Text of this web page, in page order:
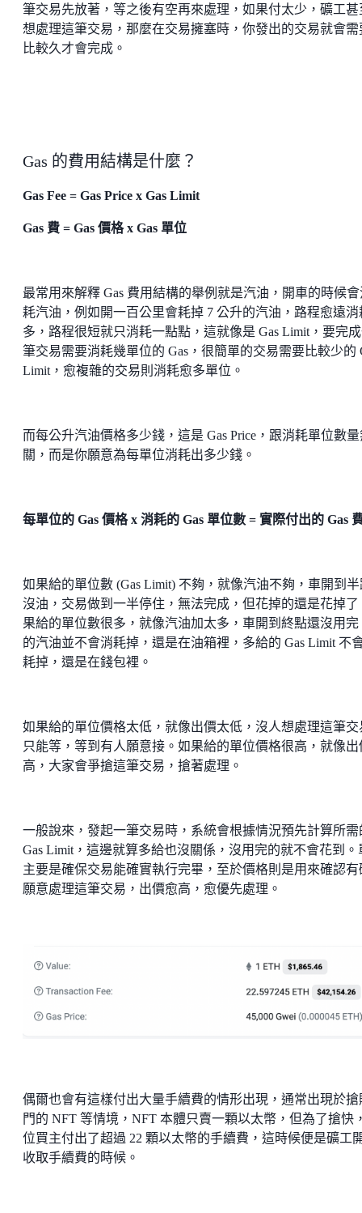
筆交易先放著，等之後有空再來處理，如果付太少，礦工甚
想處理這筆交易，那麼在交易擁塞時，你發出的交易就會需
比較久才會完成。
Gas 的費用結構是什麼？
Gas Fee = Gas Price x Gas Limit
Gas 費 = Gas 價格 x Gas 單位
最常用來解釋 Gas 費用結構的舉例就是汽油，開車的時候
耗汽油，例如開一百公里會耗掉 7 公升的汽油，路程愈遠消
多，路程很短就只消耗一點點，這就像是 Gas Limit，要完
筆交易需要消耗幾單位的 Gas，很簡單的交易需要比較少的
Limit，愈複雜的交易則消耗愈多單位。
而每公升汽油價格多少錢，這是 Gas Price，跟消耗單位數
關，而是你願意為每單位消耗出多少錢。
每單位的 Gas 價格 x 消耗的 Gas 單位數 = 實際付出的 Gas
如果給的單位數 (Gas Limit) 不夠，就像汽油不夠，車開到
沒油，交易做到一半停住，無法完成，但花掉的還是花掉了
果給的單位數很多，就像汽油加太多，車開到終點還沒用完
的汽油並不會消耗掉，還是在油箱裡，多給的 Gas Limit 不
耗掉，還是在錢包裡。
如果給的單位價格太低，就像出價太低，沒人想處理這筆交
只能等，等到有人願意接。如果給的單位價格很高，就像出
高，大家會爭搶這筆交易，搶著處理。
一般說來，發起一筆交易時，系統會根據情況預先計算所需
Gas Limit，這邊就算多給也沒關係，沒用完的就不會花到。
主要是確保交易能確實執行完畢，至於價格則是用來確認有
願意處理這筆交易，出價愈高，愈優先處理。
偶爾也會有這樣付出大量手續費的情形出現，通常出現於搶
門的 NFT 等情境，NFT 本體只賣一顆以太幣，但為了搶快
位買主付出了超過 22 顆以太幣的手續費，這時候便是礦工
收取手續費的時候。